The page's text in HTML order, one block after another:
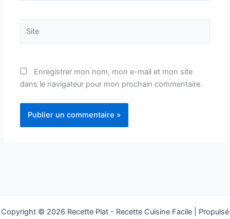
Enregistrer mon nom, mon e-mail et mon site
dans le navigateur pour mon prochain commentaire.
Copyright © 2026 Recette Plat - Recette Cuisine Facile | Propulsé